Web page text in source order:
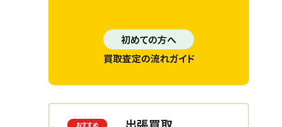
初めての方へ
買取査定の流れガイド